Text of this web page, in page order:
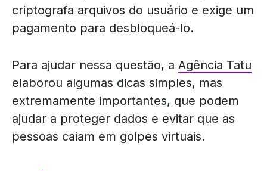
criptografa arquivos do usuário e exige um
pagamento para desbloqueá-lo.
Para ajudar nessa questão, a Agência Tatu
elaborou algumas dicas simples, mas
extremamente importantes, que podem
ajudar a proteger dados e evitar que as
pessoas caiam em golpes virtuais.